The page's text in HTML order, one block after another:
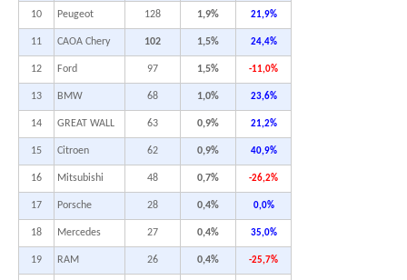
10 Peugeot 128 1,9% 21,9%
11 CAOA Chery 102 1,5% 24,4%
12 Ford 97 1,5% -11,0%
13 BMW 68 1,0% 23,6%
14 GREAT WALL 63 0,9% 21,2%
15 Citroen 62 0,9% 40,9%
16 Mitsubishi 48 0,7% -26,2%
17 Porsche 28 0,4% 0,0%
18 Mercedes 27 0,4% 35,0%
19 RAM 26 0,4% -25,7%